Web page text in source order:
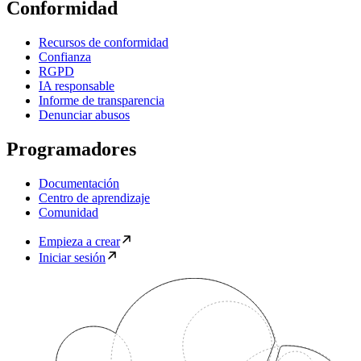
Conformidad
Recursos de conformidad
Confianza
RGPD
IA responsable
Informe de transparencia
Denunciar abusos
Programadores
Documentación
Centro de aprendizaje
Comunidad
Empieza a crear
Iniciar sesión